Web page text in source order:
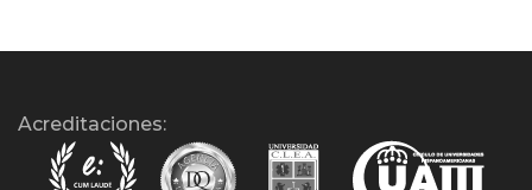
Acreditaciones: